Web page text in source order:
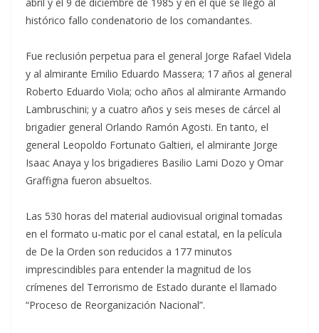
histórico fallo condenatorio de los comandantes.
Fue reclusión perpetua para el general Jorge Rafael Videla
y al almirante Emilio Eduardo Massera; 17 años al general
Roberto Eduardo Viola; ocho años al almirante Armando
Lambruschini; y a cuatro años y seis meses de cárcel al
brigadier general Orlando Ramón Agosti. En tanto, el
general Leopoldo Fortunato Galtieri, el almirante Jorge
Isaac Anaya y los brigadieres Basilio Lami Dozo y Omar
Graffigna fueron absueltos.
Las 530 horas del material audiovisual original tomadas
en el formato u-matic por el canal estatal, en la película
de De la Orden son reducidos a 177 minutos
imprescindibles para entender la magnitud de los
crímenes del Terrorismo de Estado durante el llamado
“Proceso de Reorganización Nacional”.